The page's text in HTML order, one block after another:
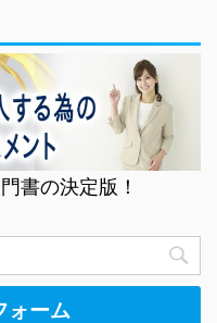
書の決定版！
ォーム